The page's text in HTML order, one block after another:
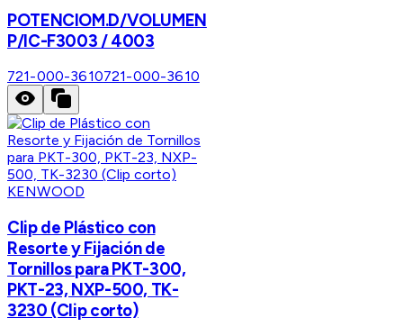
POTENCIOM.D/VOLUMEN
P/IC-F3003 / 4003
721-000-3610721-000-3610
KENWOOD
Clip de Plástico con
Resorte y Fijación de
Tornillos para PKT-300,
PKT-23, NXP-500, TK-
3230 (Clip corto)